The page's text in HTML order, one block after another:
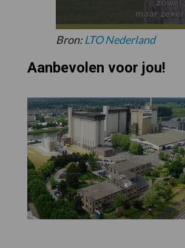
Bron:LTO Nederland
Aanbevolen voor jou!